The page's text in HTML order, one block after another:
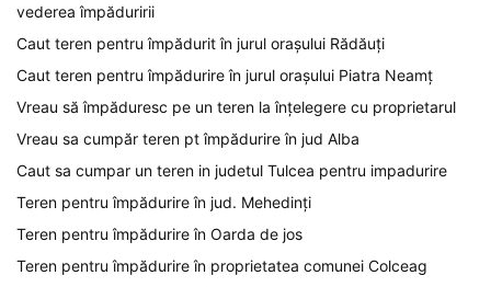
vederea împăduririi
Caut teren pentru împădurit în jurul orașului Rădăuți
Caut teren pentru împădurire în jurul orașului Piatra Neamț
Vreau să împăduresc pe un teren la înțelegere cu proprietarul
Vreau sa cumpăr teren pt împădurire în jud Alba
Caut sa cumpar un teren in judetul Tulcea pentru impadurire
Teren pentru împădurire în jud. Mehedinți
Teren pentru împădurire în Oarda de jos
Teren pentru împădurire în proprietatea comunei Colceag